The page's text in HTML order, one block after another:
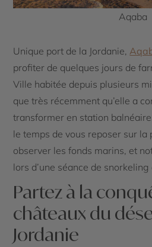
Aqaba
Unique port de la Jordanie,
profiter de quelques jours de
Ville habitée depuis plusieurs
que très récemment qu’elle a
transformer en station
le temps de vous reposer sur la
observer les fonds marins, et
lors d’une séance de
Partez à la
châteaux du
Jordanie